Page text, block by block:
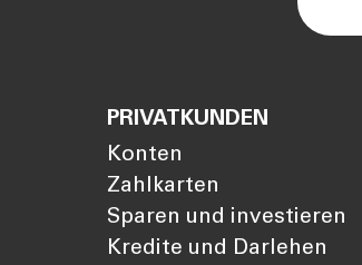
PRIVATKUNDEN
Konten
Zahlkarten
Sparen und investieren
Kredite und Darlehen